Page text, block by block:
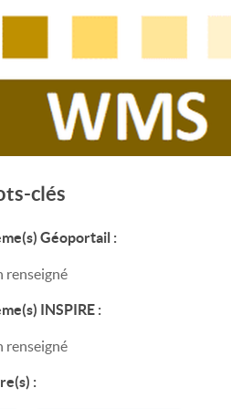
clés
Géoportail :
renseigné
INSPIRE :
renseigné
: